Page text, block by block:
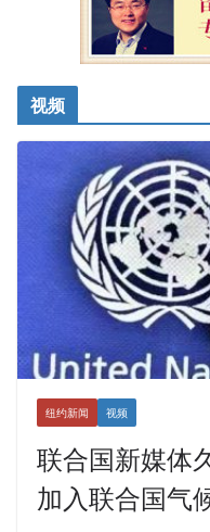
视频
纽约新闻 视频
联合国新媒体
加入联合国气